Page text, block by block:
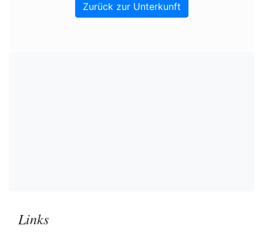
Zurück zur Unterkunft
Links